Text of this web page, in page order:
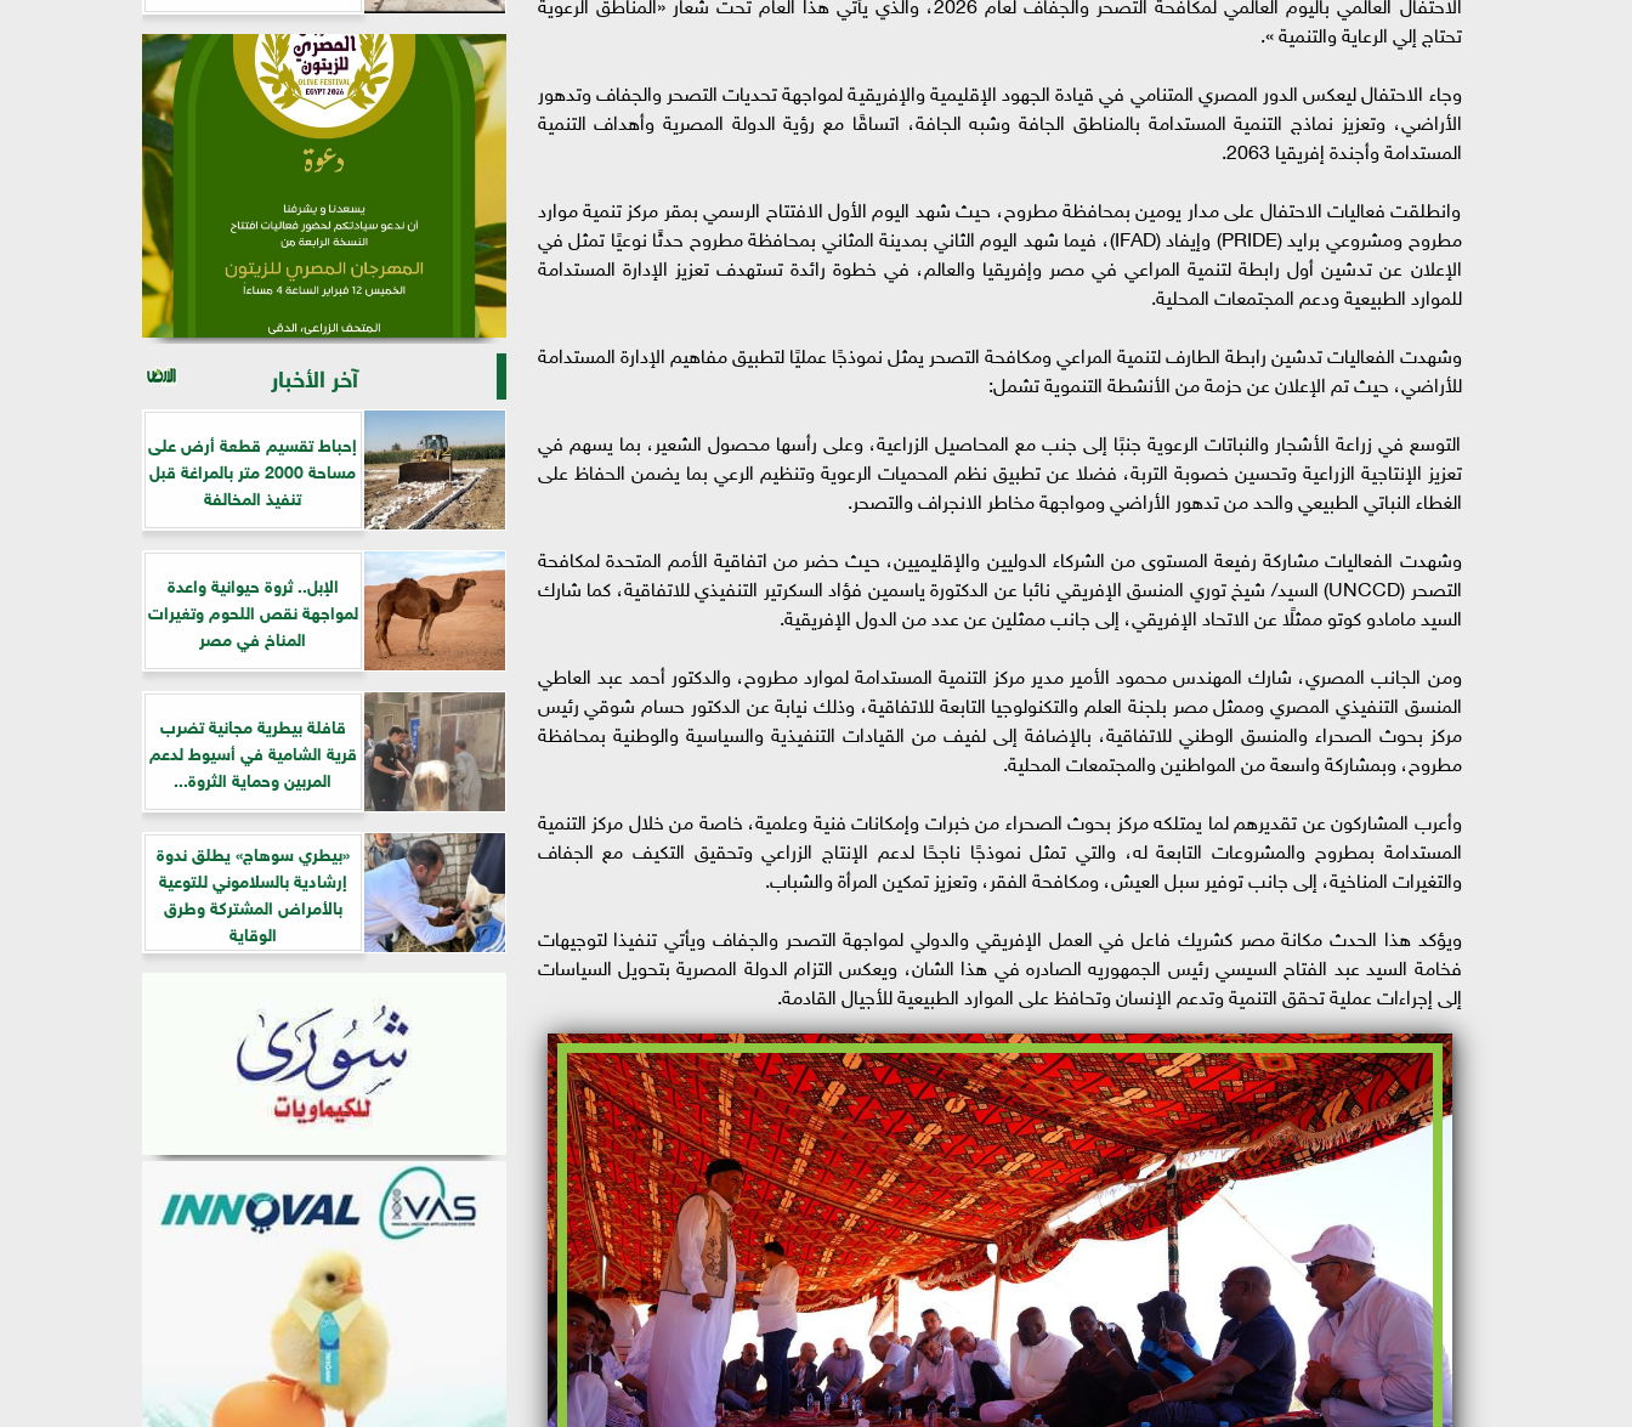
تحتاج إلي الرعاية والتنمية ».
وجاء الاحتفال ليعكس الدور المصري المتنامي في قيادة الجهود الإقليمية والإفريقية لمواجهة تحديات التصحر والجفاف وتدهور
الأراضي، وتعزيز نماذج التنمية المستدامة بالمناطق الجافة وشبه الجافة، اتساقًا مع رؤية الدولة المصرية وأهداف التنمية
المستدامة وأجندة إفريقيا 2063.
وانطلقت فعاليات الاحتفال على مدار يومين بمحافظة مطروح، حيث شهد اليوم الأول الافتتاح الرسمي بمقر مركز تنمية موارد
مطروح ومشروعي برايد (PRIDE) وإيفاد (IFAD)، فيما شهد اليوم الثاني بمدينة المثاني بمحافظة مطروح حدثًا نوعيًا تمثل في
الإعلان عن تدشين أول رابطة لتنمية المراعي في مصر وإفريقيا والعالم، في خطوة رائدة تستهدف تعزيز الإدارة المستدامة
للموارد الطبيعية ودعم المجتمعات المحلية.
وشهدت الفعاليات تدشين رابطة الطارف لتنمية المراعي ومكافحة التصحر يمثل نموذجًا عمليًا لتطبيق مفاهيم الإدارة المستدامة
للأراضي، حيث تم الإعلان عن حزمة من الأنشطة التنموية تشمل:
التوسع في زراعة الأشجار والنباتات الرعوية جنبًا إلى جنب مع المحاصيل الزراعية، وعلى رأسها محصول الشعير، بما يسهم في
تعزيز الإنتاجية الزراعية وتحسين خصوبة التربة، فضلا عن تطبيق نظم المحميات الرعوية وتنظيم الرعي بما يضمن الحفاظ على
الغطاء النباتي الطبيعي والحد من تدهور الأراضي ومواجهة مخاطر الانجراف والتصحر.
وشهدت الفعاليات مشاركة رفيعة المستوى من الشركاء الدوليين والإقليميين، حيث حضر من اتفاقية الأمم المتحدة لمكافحة
التصحر (UNCCD) السيد/ شيخ توري المنسق الإفريقي نائبا عن الدكتورة ياسمين فؤاد السكرتير التنفيذي للاتفاقية، كما شارك
السيد مامادو كوتو ممثلًا عن الاتحاد الإفريقي، إلى جانب ممثلين عن عدد من الدول الإفريقية.
ومن الجانب المصري، شارك المهندس محمود الأمير مدير مركز التنمية المستدامة لموارد مطروح، والدكتور أحمد عبد العاطي
المنسق التنفيذي المصري وممثل مصر بلجنة العلم والتكنولوجيا التابعة للاتفاقية، وذلك نيابة عن الدكتور حسام شوقي رئيس
مركز بحوث الصحراء والمنسق الوطني للاتفاقية، بالإضافة إلى لفيف من القيادات التنفيذية والسياسية والوطنية بمحافظة
مطروح، وبمشاركة واسعة من المواطنين والمجتمعات المحلية.
وأعرب المشاركون عن تقديرهم لما يمتلكه مركز بحوث الصحراء من خبرات وإمكانات فنية وعلمية، خاصة من خلال مركز التنمية
المستدامة بمطروح والمشروعات التابعة له، والتي تمثل نموذجًا ناجحًا لدعم الإنتاج الزراعي وتحقيق التكيف مع الجفاف
والتغيرات المناخية، إلى جانب توفير سبل العيش، ومكافحة الفقر، وتعزيز تمكين المرأة والشباب.
ويؤكد هذا الحدث مكانة مصر كشريك فاعل في العمل الإفريقي والدولي لمواجهة التصحر والجفاف ويأتي تنفيذا لتوجيهات
فخامة السيد عبد الفتاح السيسي رئيس الجمهوريه الصادره في هذا الشان، ويعكس التزام الدولة المصرية بتحويل السياسات
إلى إجراءات عملية تحقق التنمية وتدعم الإنسان وتحافظ على الموارد الطبيعية للأجيال القادمة.
آخر الأخبار
إحباط تقسيم قطعة أرض على
مساحة 2000 متر بالمراغة قبل
تنفيذ المخالفة
الإبل.. ثروة حيوانية واعدة
لمواجهة نقص اللحوم وتغيرات
المناخ في مصر
قافلة بيطرية مجانية تضرب
قرية الشامية في أسيوط لدعم
المربين وحماية الثروة...
«بيطري سوهاج» يطلق ندوة
إرشادية بالسلاموني للتوعية
بالأمراض المشتركة وطرق
الوقاية